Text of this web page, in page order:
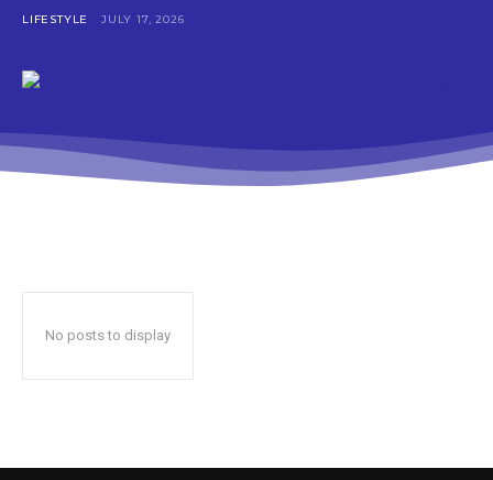
LIFESTYLE JULY 17, 2026
No posts to display